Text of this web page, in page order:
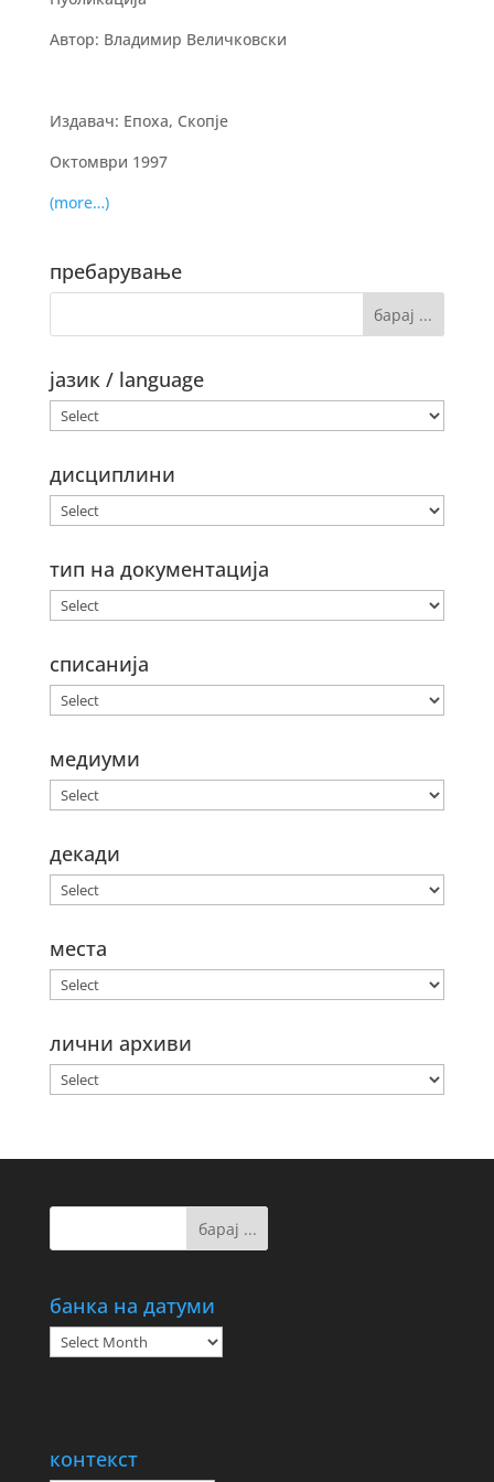
Автор: Владимир Величковски
Издавач: Епоха, Скопје
Октомври 1997
(more…)
пребарување
јазик / language
дисциплини
тип на документација
списанија
медиуми
декади
места
лични архиви
банка на датуми
банка
на
контекст